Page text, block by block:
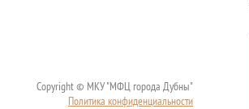
Copyright © МКУ "МФЦ города Дубны"
Политика конфиденциальности